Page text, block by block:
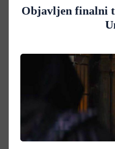
Objavljen finalni